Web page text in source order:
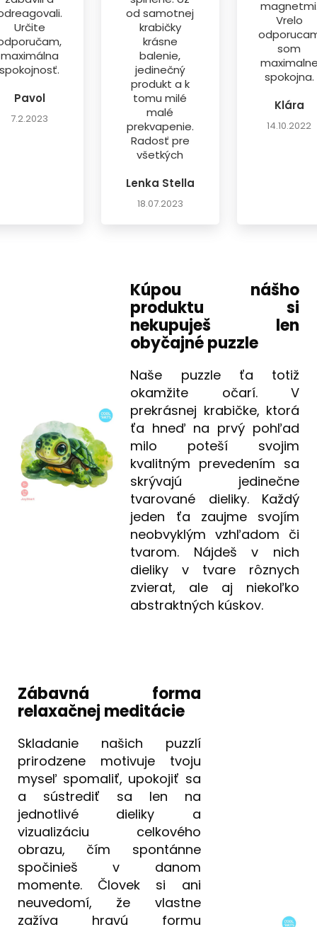
Určite
maximálna
spokojnosť.
Pavol
7.2.2023
od samotnej
krabičky
krásne
balenie,
jedinečný
produkt a k
tomu milé
malé
prekvapenie.
Radosť pre
všetkých
Lenka Stella
18.07.2023
Vrelo
som
spokojna.
Klára
14.10.2022
Kúpou nášho
produktu si
nekupuješ len
obyčajné puzzle
Naše puzzle ťa totiž
okamžite očarí. V
prekrásnej krabičke, ktorá
ťa hneď na prvý pohľad
milo poteší svojim
kvalitným prevedením sa
skrývajú jedinečne
tvarované dieliky. Každý
jeden ťa zaujme svojím
neobvyklým vzhľadom či
tvarom. Nájdeš v nich
dieliky v tvare rôznych
zvierat, ale aj niekoľko
abstraktných kúskov.
Zábavná forma
relaxačnej meditácie
Skladanie našich puzzlí
prirodzene motivuje tvoju
myseľ spomaliť, upokojiť sa
a sústrediť sa len na
jednotlivé dieliky a
vizualizáciu celkového
obrazu, čím spontánne
spočinieš v danom
momente. Človek si ani
neuvedomí, že vlastne
zažíva hravú formu